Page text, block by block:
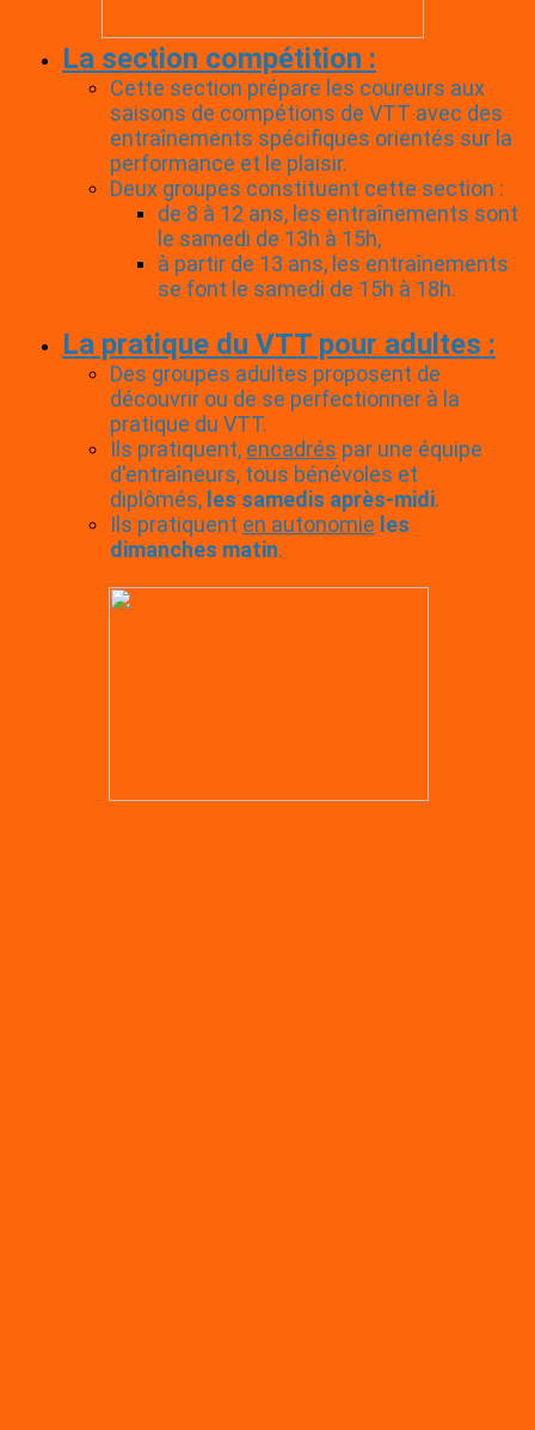
La section compétition :
Cette section prépare les coureurs aux
saisons de compétions de VTT avec des
entraînements spécifiques orientés sur la
performance et le plaisir.
Deux groupes constituent cette section :
de 8 à 12 ans, les entraînements sont
le samedi de 13h à 15h,
à partir de 13 ans, les entraînements
se font le samedi de 15h à 18h.
La pratique du VTT pour adultes :
Des groupes adultes proposent de
découvrir ou de se perfectionner à la
pratique du VTT.
Ils pratiquent, encadrés par une équipe
d'entraîneurs, tous bénévoles et
diplômés, les samedis après-midi.
Ils pratiquent en autonomie les
dimanches matin.